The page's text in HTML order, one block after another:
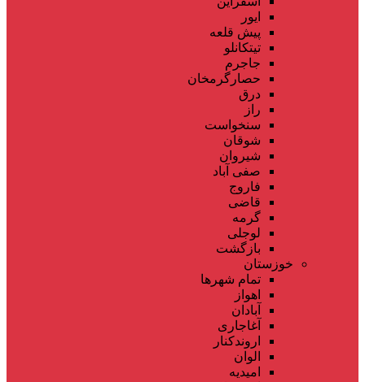
ایور
پیش قلعه
تیتکانلو
جاجرم
حصارگرمخان
درق
راز
سنخواست
شوقان
شیروان
صفی آباد
فاروج
قاضی
گرمه
لوجلی
بازگشت
خوزستان
تمام شهر‌ها
اهواز
آبادان
آغاجاری
اروندکنار
الوان
امیدیه